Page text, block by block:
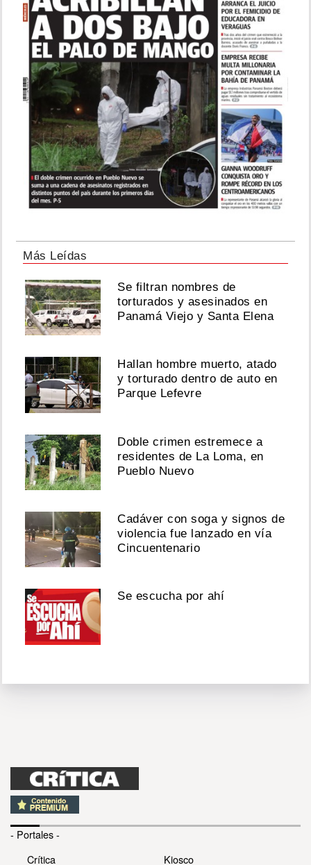
Más Leídas
Se filtran nombres de
torturados y asesinados en
Panamá Viejo y Santa Elena
Hallan hombre muerto, atado
y torturado dentro de auto en
Parque Lefevre
Doble crimen estremece a
residentes de La Loma, en
Pueblo Nuevo
Cadáver con soga y signos de
violencia fue lanzado en vía
Cincuentenario
Se escucha por ahí
- Portales -
Crítica
Kiosco